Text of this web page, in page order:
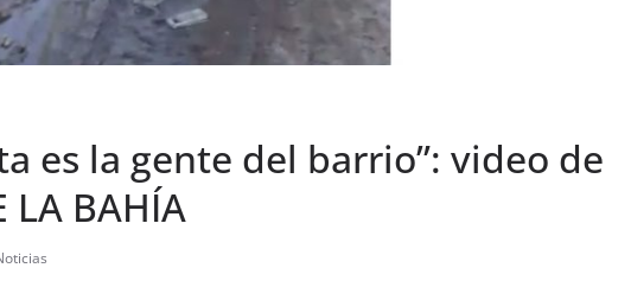
es la gente del barrio”: video de
LA BAHÍA